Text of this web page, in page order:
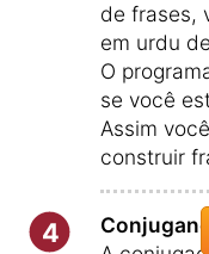
de frases,
em urdu
O
se você
Assim
construir
4